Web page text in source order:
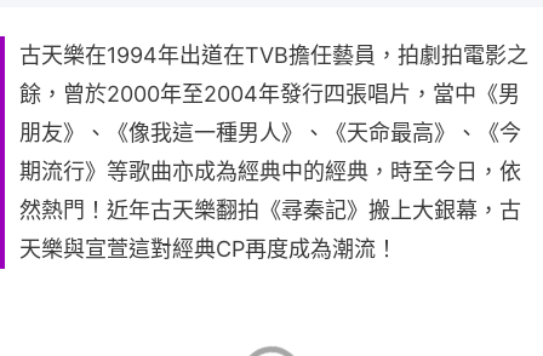
古天樂在1994年出道在TVB擔任藝員，拍劇拍電影之
餘，曾於2000年至2004年發行四張唱片，當中《男
朋友》、《像我這一種男人》、《天命最高》、《今
期流行》等歌曲亦成為經典中的經典，時至今日，依
然熱門！近年古天樂翻拍《尋秦記》搬上大銀幕，古
天樂與宣萱這對經典CP再度成為潮流！